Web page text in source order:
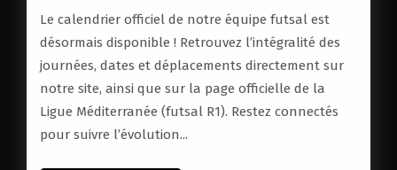
Le calendrier officiel de notre équipe futsal est
désormais disponible ! Retrouvez l’intégralité des
journées, dates et déplacements directement sur
notre site, ainsi que sur la page officielle de la
Ligue Méditerranée (futsal R1). Restez connectés
pour suivre l’évolution...